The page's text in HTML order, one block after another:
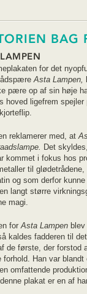
BAG
for det
Asta Lampen,
pære op af sin høje
hoved ligefrem
reklamerer med, at
Det
kommet i fokus hos
til
og som derfor
langt større
magi.
forAsta Lampen
kaldes fadderen til
de første, der forstod
forhold. Han var
omfattende
plakat er en af